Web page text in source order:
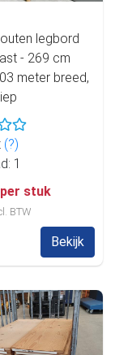
legbord
- 269 cm
meter breed,
(?)
1
stuk
BTW
Bekijk